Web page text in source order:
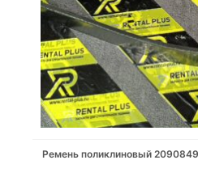
Ремень поликлиновый